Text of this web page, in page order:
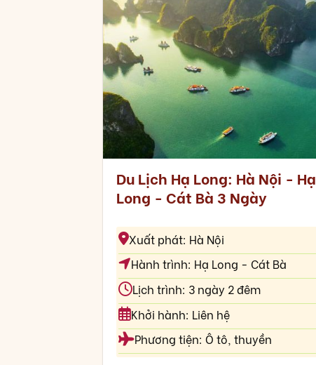
Du Lịch Hạ Long: Hà Nội - Hạ
Long - Cát Bà 3 Ngày
Xuất phát: Hà Nội
Hành trình: Hạ Long - Cát Bà
Lịch trình: 3 ngày 2 đêm
Khởi hành: Liên hệ
Phương tiện: Ô tô, thuyền